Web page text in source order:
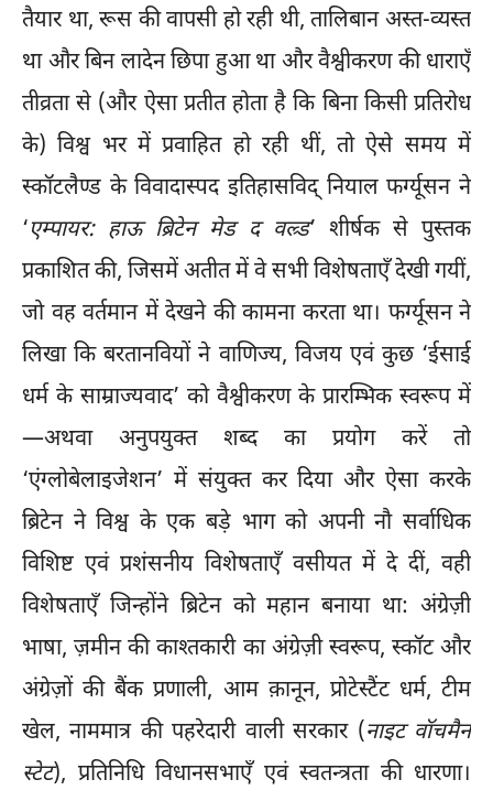
तैयार था, रूस की वापसी हो रही थी, तालिबान अस्त-व्यस्त
था और बिन लादेन छिपा हुआ था और वैश्वीकरण की धाराएँ
तीव्रता से (और ऐसा प्रतीत होता है कि बिना किसी प्रतिरोध
के) विश्व भर में प्रवाहित हो रही थीं, तो ऐसे समय में
स्कॉटलैण्ड के विवादास्पद इतिहासविद् नियाल फर्ग्यूसन ने
‘एम्पायर: हाऊ ब्रिटेन मेड द वल्र्ड’ शीर्षक से पुस्तक
प्रकाशित की, जिसमें अतीत में वे सभी विशेषताएँ देखी गयीं,
जो वह वर्तमान में देखने की कामना करता था। फर्ग्यूसन ने
लिखा कि बरतानवियों ने वाणिज्य, विजय एवं कुछ ‘ईसाई
धर्म के साम्राज्यवाद’ को वैश्वीकरण के प्रारम्भिक स्वरूप में
—अथवा अनुपयुक्त शब्द का प्रयोग करें तो
‘एंग्लोबेलाइजेशन’ में संयुक्त कर दिया और ऐसा करके
ब्रिटेन ने विश्व के एक बड़े भाग को अपनी नौ सर्वाधिक
विशिष्ट एवं प्रशंसनीय विशेषताएँ वसीयत में दे दीं, वही
विशेषताएँ जिन्होंने ब्रिटेन को महान बनाया था: अंग्रेज़ी
भाषा, ज़मीन की काश्तकारी का अंग्रेज़ी स्वरूप, स्कॉट और
अंग्रेज़ों की बैंक प्रणाली, आम क़ानून, प्रोटेस्टैंट धर्म, टीम
खेल, नाममात्र की पहरेदारी वाली सरकार (नाइट वॉचमैन
स्टेट), प्रतिनिधि विधानसभाएँ एवं स्वतन्त्रता की धारणा।